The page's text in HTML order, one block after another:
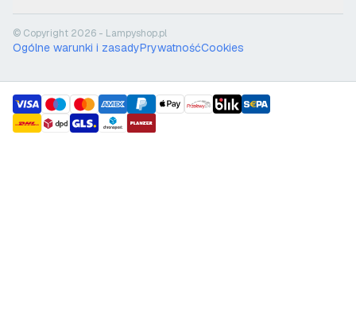
© Copyright 2026 - Lampyshop.pl
Ogólne warunki i zasadyPrywatnośćCookies
payment methods
shipment methods